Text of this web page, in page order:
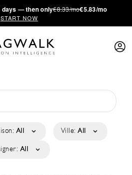
days — then only€8.33/mo€5.83/mo
START NOW
All Ville: All
All